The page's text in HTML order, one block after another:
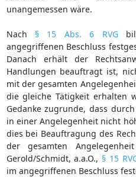
unangemessen wäre.
Nach § 15 Abs. 6 RVG
angegriffenen Beschluss
Danach erhält der
Handlungen beauftragt ist,
mit der gesamten
die gleiche Tätigkeit erhalten
Gedanke zugrunde, dass
in einer Angelegenheit nicht
dies bei Beauftragung des
der gesamten
Gerold/Schmidt, a.a.O., § 15
im angegriffenen Beschluss